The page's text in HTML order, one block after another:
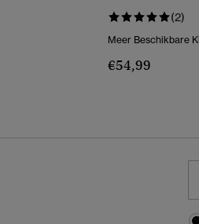
(2)
Meer Beschikbare
€54,99